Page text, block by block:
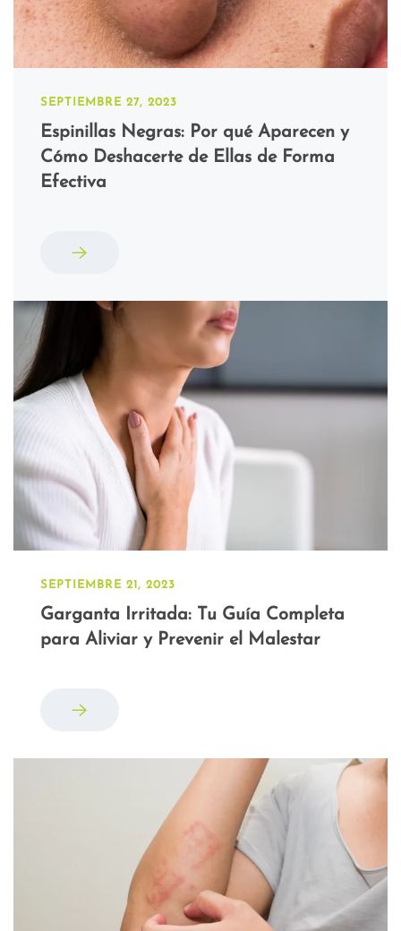
SEPTIEMBRE 27, 2023
Espinillas Negras: Por qué Aparecen y
Cómo Deshacerte de Ellas de Forma
Efectiva
SEPTIEMBRE 21, 2023
Garganta Irritada: Tu Guía Completa
para Aliviar y Prevenir el Malestar